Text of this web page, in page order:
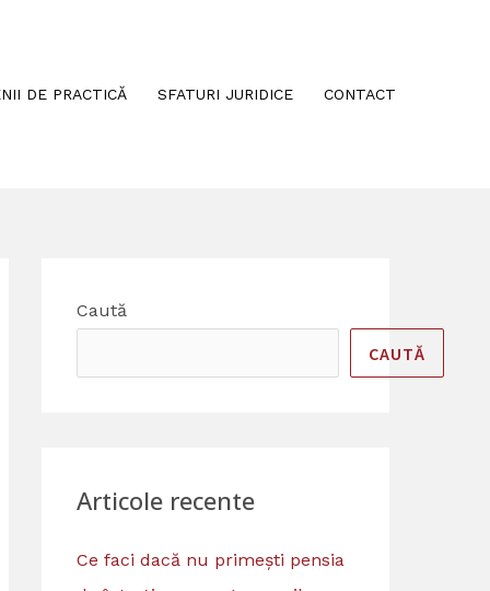
DE PRACTICĂ SFATURI JURIDICE CONTACT
Caută
CAUTĂ
Articole recente
Ce faci dacă nu primești pensia